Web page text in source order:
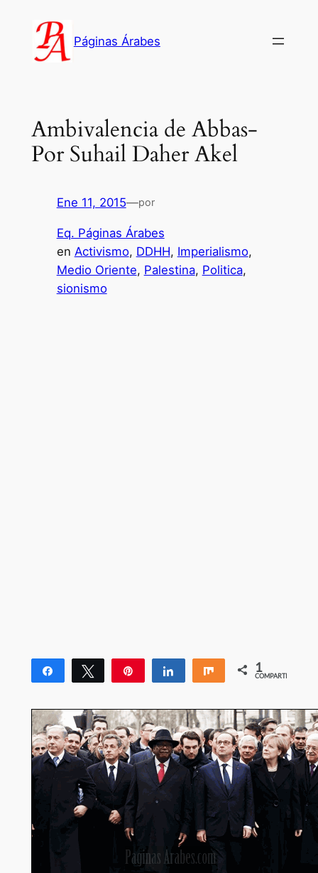
contenido
Páginas Árabes
Ambivalencia de Abbas-
Por Suhail Daher Akel
Ene 11, 2015—por
Eq. Páginas Árabes
en Activismo, DDHH, Imperialismo
Medio Oriente, Palestina, Politica
sionismo
Compartir Twittear Compartir Compartir
1
COMPARTIR